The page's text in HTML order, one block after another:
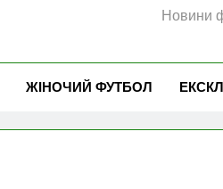
Новини
ЖІНОЧИЙ ФУТБОЛ